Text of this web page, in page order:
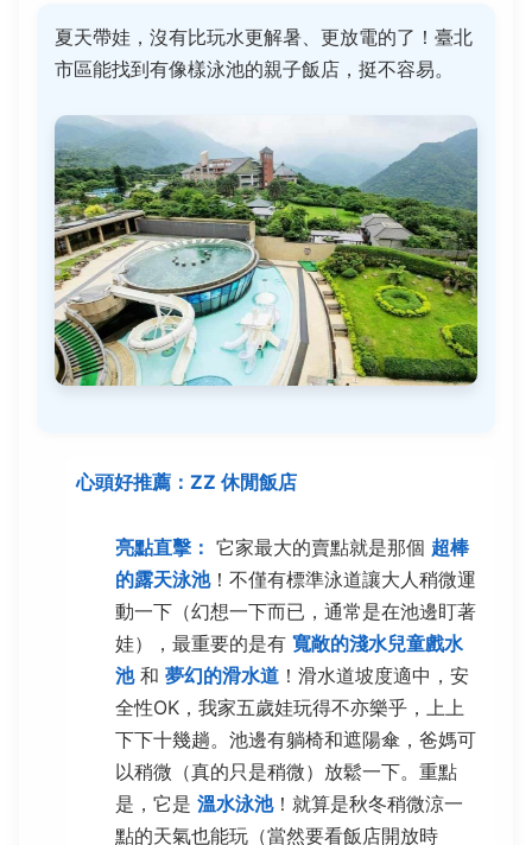
夏天帶娃，沒有比玩水更解暑、更放電的了！臺北
市區能找到有像樣泳池的親子飯店，挺不容易。
心頭好推薦：ZZ 休閒飯店
亮點直擊： 它家最大的賣點就是那個 超棒
的露天泳池！不僅有標準泳道讓大人稍微運
動一下（幻想一下而已，通常是在池邊盯著
娃），最重要的是有 寬敞的淺水兒童戲水
池和 夢幻的滑水道 ！滑水道坡度適中，安
全性OK，我家五歲娃玩得不亦樂乎，上上
下下十幾趟。池邊有躺椅和遮陽傘，爸媽可
以稍微（真的只是稍微）放鬆一下。重點
是，它是 溫水泳池！就算是秋冬稍微涼一
點的天氣也能玩（當然要看飯店開放時